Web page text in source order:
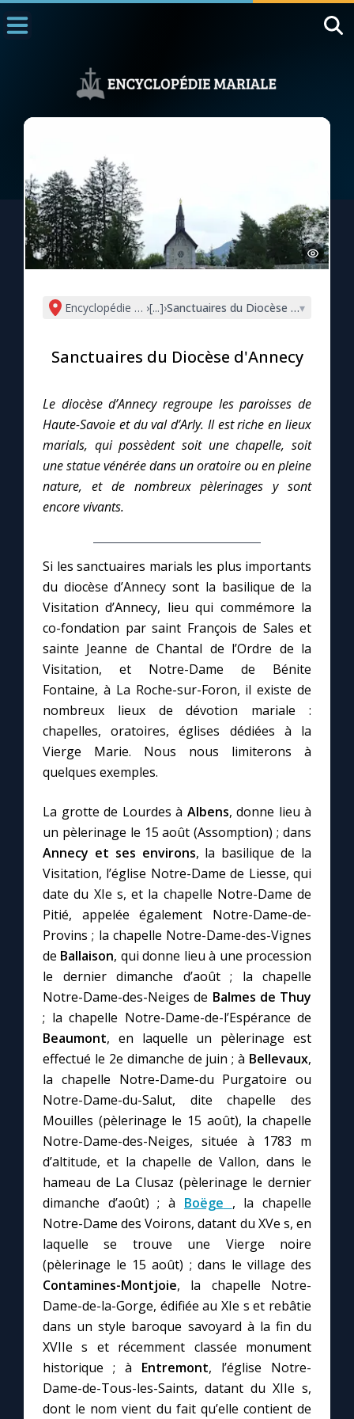
1000 Raisons de Croire
L'actualité de la semaine
La chaîne Youtube
La newsletter
La vidéo de la semaine
Le magazine
Le site internet
Prier au quotidien
Avec Thérèse de Lisieux
L'Évangile chaque jour
Les premiers samedis du mois
Marie qui défait les nœuds
Mes intentions de prière
Une Minute avec Marie
Une neuvaine
À la une
1000 Raisons de Croire
Chapelet pour le monde
Contact
Faire un don
Marie de Nazareth
Encyclopédie mariale
›[...]›Sanctuaires du Diocèse d'Annecy
▾
Sanctuaires du Diocèse d'Annecy
Le diocèse d’Annecy regroupe les paroisses de
Haute-Savoie et du val d’Arly. Il est riche en lieux
marials, qui possèdent soit une chapelle, soit
une statue vénérée dans un oratoire ou en pleine
nature, et de nombreux pèlerinages y sont
encore vivants.
Si les sanctuaires marials les plus importants
du diocèse d’Annecy sont la basilique de la
Visitation d’Annecy, lieu qui commémore la
co-fondation par saint François de Sales et
sainte Jeanne de Chantal de l’Ordre de la
Visitation, et Notre-Dame de Bénite
Fontaine, à La Roche-sur-Foron, il existe de
nombreux lieux de dévotion mariale :
chapelles, oratoires, églises dédiées à la
Vierge Marie. Nous nous limiterons à
quelques exemples.
La grotte de Lourdes à Albens, donne lieu à
un pèlerinage le 15 août (Assomption) ; dans
Annecy et ses environs, la basilique de la
Visitation, l’église Notre-Dame de Liesse, qui
date du XIe s, et la chapelle Notre-Dame de
Pitié, appelée également Notre-Dame-de-
Provins ; la chapelle Notre-Dame-des-Vignes
de Ballaison, qui donne lieu à une procession
le dernier dimanche d’août ; la chapelle
Notre-Dame-des-Neiges de Balmes de Thuy
; la chapelle Notre-Dame-de-l’Espérance de
Beaumont, en laquelle un pèlerinage est
effectué le 2e dimanche de juin ; à Bellevaux,
la chapelle Notre-Dame-du Purgatoire ou
Notre-Dame-du-Salut, dite chapelle des
Mouilles (pèlerinage le 15 août), la chapelle
Notre-Dame-des-Neiges, située à 1783 m
d’altitude, et la chapelle de Vallon, dans le
hameau de La Clusaz (pèlerinage le dernier
dimanche d’août) ; à Boëge , la chapelle
Notre-Dame des Voirons, datant du XVe s, en
laquelle se trouve une Vierge noire
(pèlerinage le 15 août) ; dans le village des
Contamines-Montjoie, la chapelle Notre-
Dame-de-la-Gorge, édifiée au XIe s et rebâtie
dans un style baroque savoyard à la fin du
XVIIe s et récemment classée monument
historique ; à Entremont, l’église Notre-
Dame-de-Tous-les-Saints, datant du XIIe s,
dont le nom vient du fait qu’elle contient de